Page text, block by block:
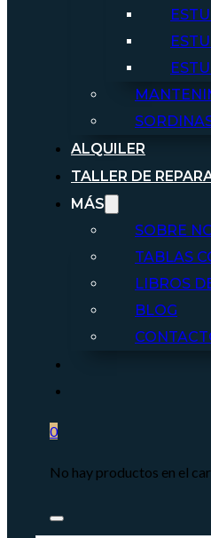
ALQUILER
TALLER DE
MÁS
SOBRE
TABLAS
LIBROS
BLOG
0
No hay productos en el